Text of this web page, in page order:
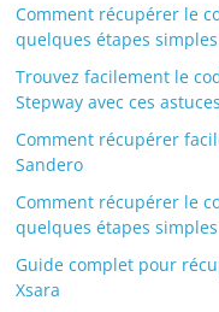
Comment récupérer le
quelques étapes simples
Trouvez facilement le
Stepway avec ces
Comment récupérer
Sandero
Comment récupérer le
quelques étapes simples
Guide complet pour
Xsara